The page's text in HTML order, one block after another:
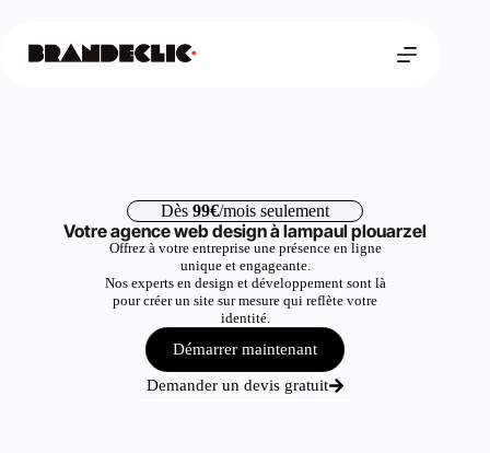
Dès 99€/mois seulement
Votre agence web design à lampaul plouarzel
Offrez à votre entreprise une présence en ligne
unique et engageante.
Nos experts en design et développement sont là
pour créer un site sur mesure qui reflète votre
identité.
Démarrer maintenant
Demander un devis gratuit